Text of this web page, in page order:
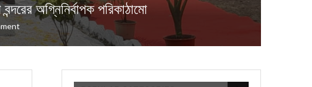
অগ্নিনির্বাপক পরিকাঠামো